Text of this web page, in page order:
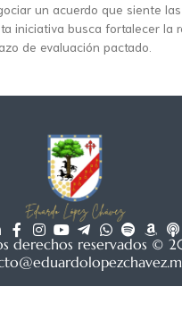
un acuerdo que siente
iniciativa busca fortalecer la
de evaluación pactado.
derechos reservados ©